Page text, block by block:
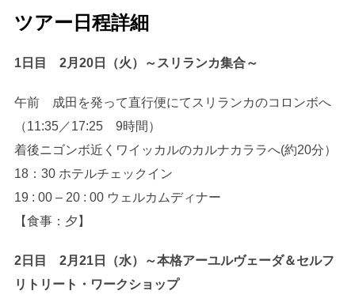
ツアー日程詳細
1日目 2月20日（火）～スリランカ集合～
午前 成田を発って直行便にてスリランカのコロンボへ
（11:35／17:25 9時間）
着後ニゴンボ近くワイッカルのカルナカララへ(約20分）
18：30 ホテルチェックイン
19 : 00 – 20 : 00 ウェルカムディナー
【食事：夕】
2日目 2月21日（水）～本格アーユルヴェーダ＆セルフ
リトリート・ワークショップ